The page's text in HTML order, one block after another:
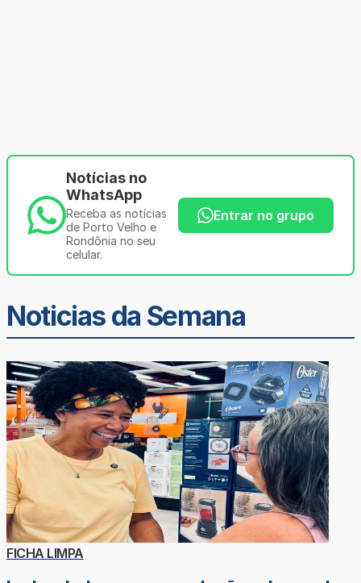
Notícias no
WhatsApp
Receba as notícias
de Porto Velho e
Rondônia no seu
celular.
Entrar no grupo
Noticias da Semana
FICHA LIMPA